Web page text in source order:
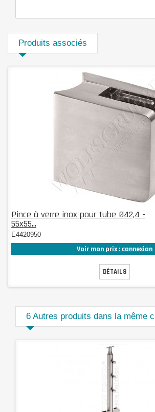
Produits associés
Pince à verre inox pour tube Ø42,4 -
55x55...
E4420950
Voir mon prix : connexion
DÉTAILS
6 Autres produits dans la même